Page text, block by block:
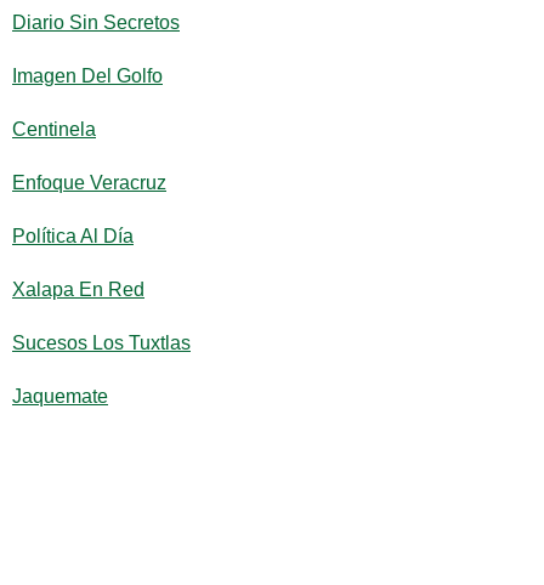
Diario Sin Secretos
Imagen Del Golfo
Centinela
Enfoque Veracruz
Política Al Día
Xalapa En Red
Sucesos Los Tuxtlas
Jaquemate